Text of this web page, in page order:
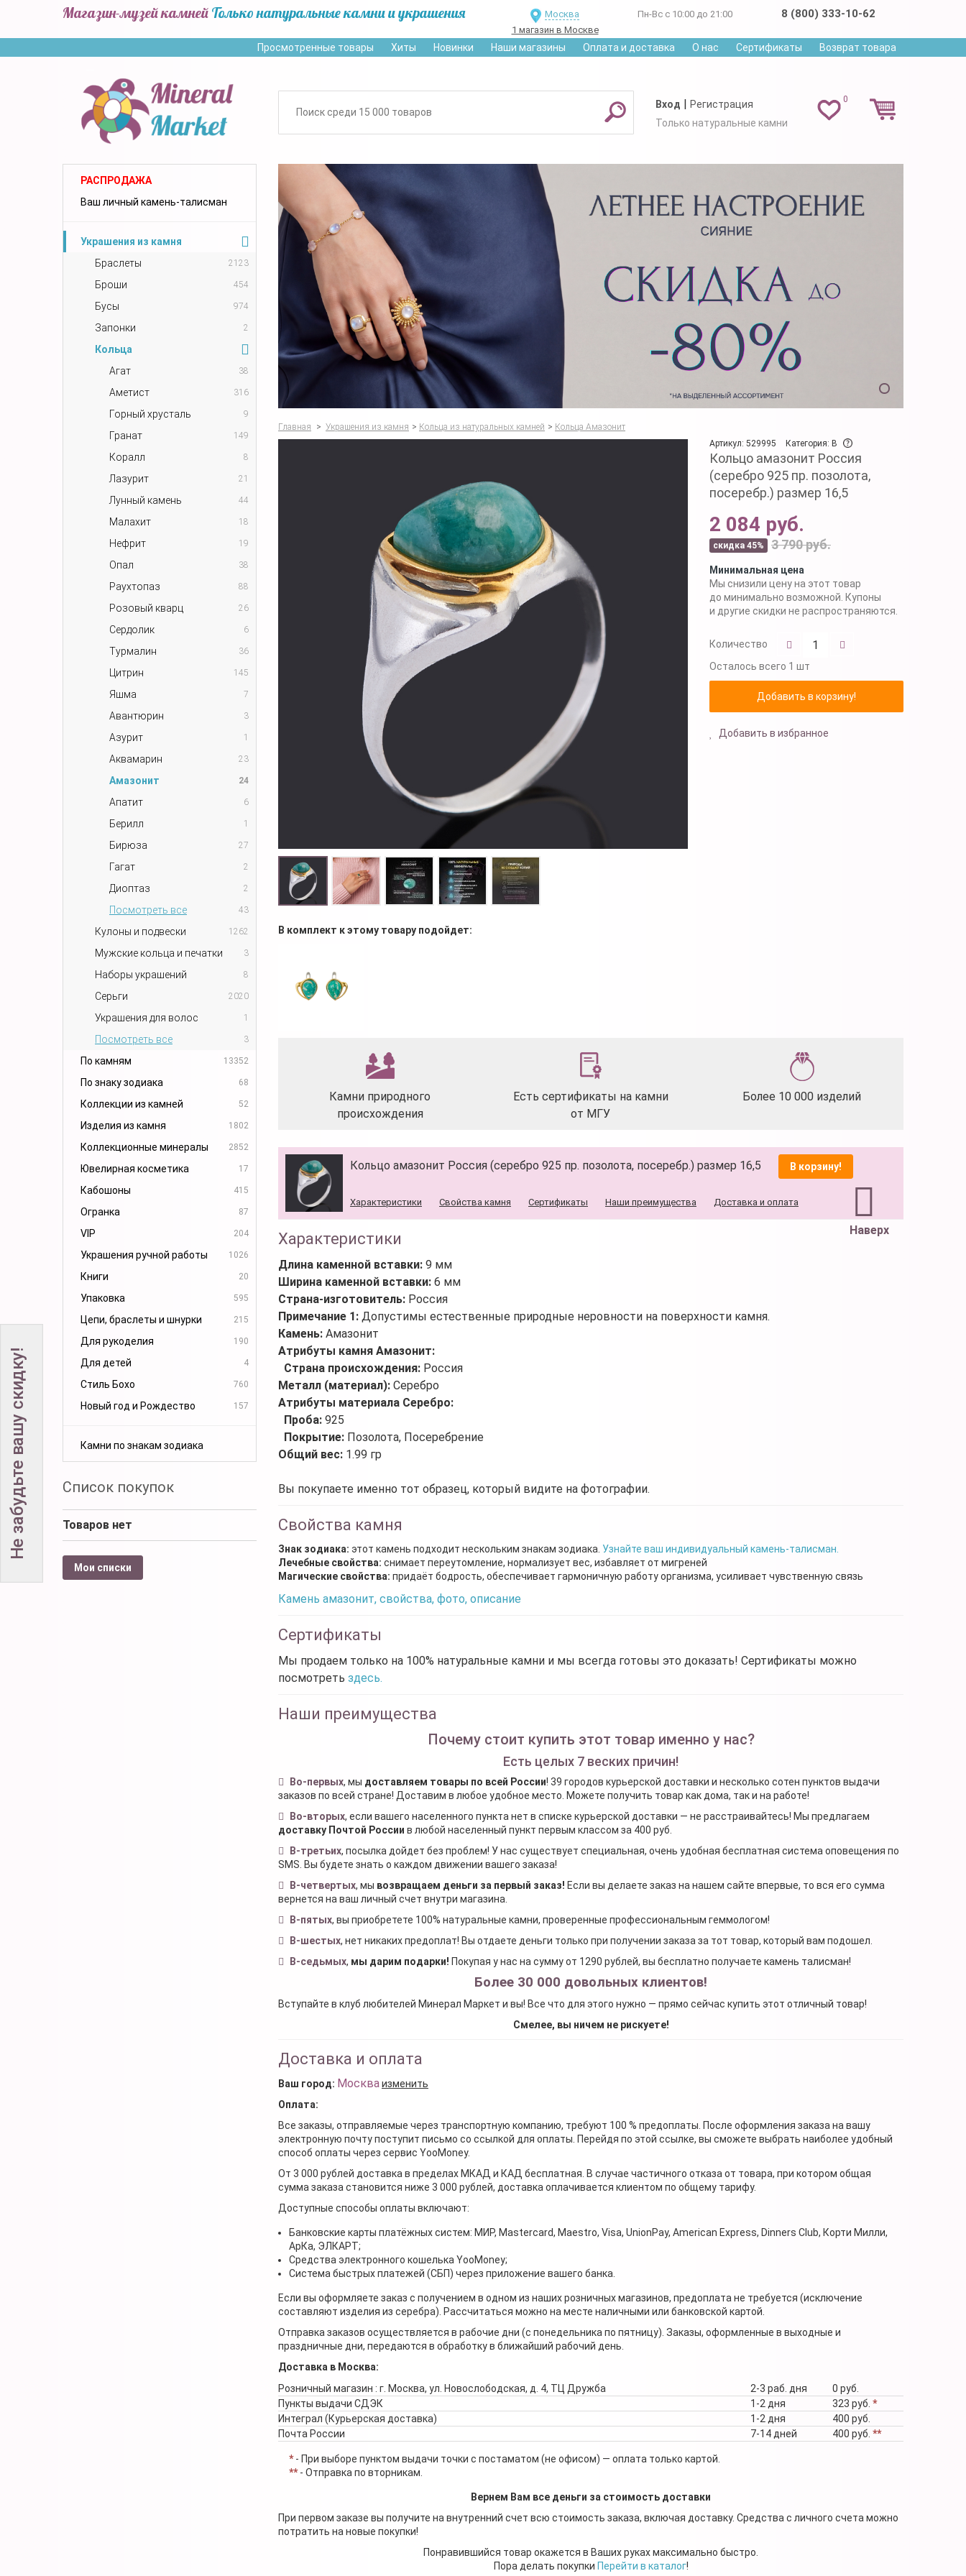
Магазин-музей камней Только натуральные камни и украшения
Москва
1 магазин в Москве
Пн-Вс с 10:00 до 21:00 8 (800) 333-10-62
Просмотренные товары Хиты Новинки Наши магазины Оплата и доставка О нас Сертификаты Возврат товара
0
Вход | Регистрация
Только натуральные камни
РАСПРОДАЖА
Ваш личный камень-талисман
Украшения из камня
Браслеты
2123
Броши 454
Бусы 974
Запонки 2
Кольца
Агат
38
Аметист 316
Горный хрусталь 9
Гранат 149
Коралл 8
Лазурит 21
Лунный камень 44
Малахит 18
Нефрит 19
Опал 38
Раухтопаз 88
Розовый кварц 26
Сердолик 6
Турмалин 36
Цитрин 145
Яшма 7
Авантюрин 3
Азурит 1
Аквамарин 23
Амазонит 24
Апатит 6
Берилл 1
Бирюза 27
Гагат 2
Диоптаз 2
Посмотреть все 43
Кулоны и подвески 1262
Мужские кольца и печатки 3
Наборы украшений 8
Серьги 2020
Украшения для волос 1
Посмотреть все 3
По камням 13352
По знаку зодиака 68
Коллекции из камней 52
Изделия из камня 1802
Коллекционные минералы 2852
Ювелирная косметика 17
Кабошоны 415
Огранка 87
VIP 204
Украшения ручной работы 1026
Книги 20
Упаковка 595
Цепи, браслеты и шнурки 215
Для рукоделия 190
Для детей 4
Стиль Бохо 760
Новый год и Рождество 157
Камни по знакам зодиака
Список покупок
Товаров нет
Мои списки
Главная > Украшения из камня > Кольца из натуральных камней > Кольца Амазонит
Артикул: 529995
Категория: B
Кольцо амазонит Россия
(серебро 925 пр. позолота,
посеребр.) размер 16,5
2 084 руб.
скидка 45% 3 790 руб.
Минимальная цена
Мы снизили цену на этот товар
до минимально возможной. Купоны
и другие скидки не распространяются.
Количество
Осталось всего 1 шт
Добавить в избранное
В комплект к этому товару подойдет:
Камни природного
происхождения
Есть сертификаты на камни
от МГУ
Более 10 000 изделий
Кольцо амазонит Россия (серебро 925 пр. позолота, посеребр.) размер 16,5 В корзину!
Наверх
Характеристики Свойства камня Сертификаты Наши преимущества Доставка и оплата
Характеристики
Длина каменной вставки: 9 мм
Ширина каменной вставки: 6 мм
Страна-изготовитель: Россия
Примечание 1: Допустимы естественные природные неровности на поверхности камня.
Камень: Амазонит
Атрибуты камня Амазонит:
Страна происхождения: Россия
Металл (материал): Серебро
Атрибуты материала Серебро:
Проба: 925
Покрытие: Позолота, Посеребрение
Общий вес: 1.99 гр
Вы покупаете именно тот образец, который видите на фотографии.
Свойства камня
Знак зодиака: этот камень подходит нескольким знакам зодиака. Узнайте ваш индивидуальный камень-талисман.
Лечебные свойства: снимает переутомление, нормализует вес, избавляет от мигреней
Магические свойства: придаёт бодрость, обеспечивает гармоничную работу организма, усиливает чувственную связь
Камень амазонит, свойства, фото, описание
Сертификаты
Мы продаем только на 100% натуральные камни и мы всегда готовы это доказать! Сертификаты можно
посмотреть здесь.
Наши преимущества
Почему стоит купить этот товар именно у нас?
Есть целых 7 веских причин!
Во-первых, мы доставляем товары по всей России! 39 городов курьерской доставки и несколько сотен пунктов выдачи
заказов по всей стране! Доставим в любое удобное место. Можете получить товар как дома, так и на работе!
Во-вторых, если вашего населенного пункта нет в списке курьерской доставки — не расстраивайтесь! Мы предлагаем
доставку Почтой России в любой населенный пункт первым классом за 400 руб.
В-третьих, посылка дойдет без проблем! У нас существует специальная, очень удобная бесплатная система оповещения по
SMS. Вы будете знать о каждом движении вашего заказа!
В-четвертых, мы возвращаем деньги за первый заказ! Если вы делаете заказ на нашем сайте впервые, то вся его сумма
вернется на ваш личный счет внутри магазина.
В-пятых, вы приобретете 100% натуральные камни, проверенные профессиональным геммологом!
В-шестых, нет никаких предоплат! Вы отдаете деньги только при получении заказа за тот товар, который вам подошел.
В-седьмых, мы дарим подарки! Покупая у нас на сумму от 1290 рублей, вы бесплатно получаете камень талисман!
Более 30 000 довольных клиентов!
Вступайте в клуб любителей Минерал Маркет и вы! Все что для этого нужно — прямо сейчас купить этот отличный товар!
Смелее, вы ничем не рискуете!
Доставка и оплата
Ваш город: Москваизменить
Оплата:
Все заказы, отправляемые через транспортную компанию, требуют 100 % предоплаты. После оформления заказа на вашу
электронную почту поступит письмо со ссылкой для оплаты. Перейдя по этой ссылке, вы сможете выбрать наиболее удобный
способ оплаты через сервис YooMoney.
От 3 000 рублей доставка в пределах МКАД и КАД бесплатная. В случае частичного отказа от товара, при котором общая
сумма заказа становится ниже 3 000 рублей, доставка оплачивается клиентом по общему тарифу.
Доступные способы оплаты включают:
Банковские карты платёжных систем: МИР, Mastercard, Maestro, Visa, UnionPay, American Express, Dinners Club, Корти Милли,
АрКа, ЭЛКАРТ;
Средства электронного кошелька YooMoney;
Система быстрых платежей (СБП) через приложение вашего банка.
Если вы оформляете заказ с получением в одном из наших розничных магазинов, предоплата не требуется (исключение
составляют изделия из серебра). Рассчитаться можно на месте наличными или банковской картой.
Отправка заказов осуществляется в рабочие дни (с понедельника по пятницу). Заказы, оформленные в выходные и
праздничные дни, передаются в обработку в ближайший рабочий день.
Доставка в Москва:
Розничный магазин : г. Москва, ул. Новослободская, д. 4, ТЦ Дружба
2-3 раб. дня
0 руб.
Пункты выдачи СДЭК
1-2 дня 323 руб. *
Интеграл (Курьерская доставка)
1-2 дня
400 руб.
Почта России
7-14 дней 400 руб. **
*- При выборе пунктом выдачи точки с постаматом (не офисом) — оплата только картой.
**- Отправка по вторникам.
Вернем Вам все деньги за стоимость доставки
При первом заказе вы получите на внутренний счет всю стоимость заказа, включая доставку. Средства с личного счета можно
потратить на новые покупки!
Понравившийся товар окажется в Ваших руках максимально быстро.
Пора делать покупки Перейти в каталог!
Не забудьте вашу скидку!